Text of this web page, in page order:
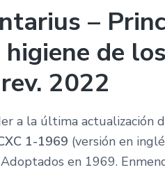
–
de
2022
a la última actualización
1-1969 (versión en
en 1969.